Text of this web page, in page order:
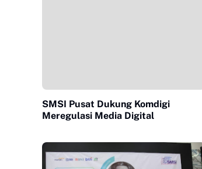
SMSI Pusat Dukung Komdigi
Meregulasi Media Digital